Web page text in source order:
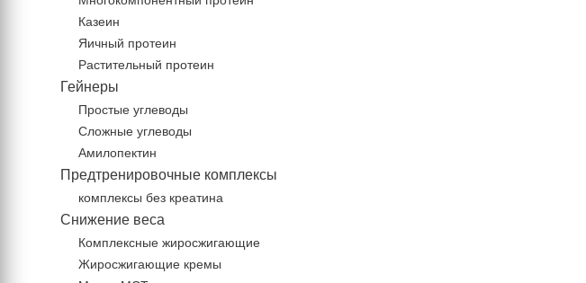
Казеин
Яичный протеин
Растительный протеин
Гейнеры
Простые углеводы
Сложные углеводы
Амилопектин
Предтренировочные комплексы
комплексы без креатина
Снижение веса
Комплексные жиросжигающие
Жиросжигающие кремы